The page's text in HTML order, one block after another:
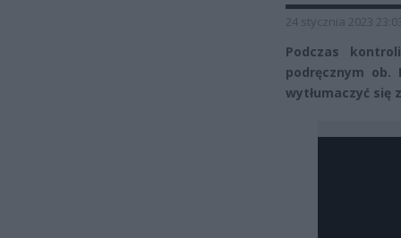
24 stycznia 2023
Podczas
podręcznym ob.
wytłumaczyć się